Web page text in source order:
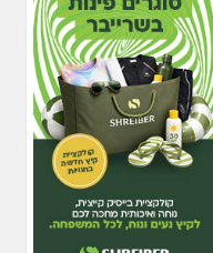
למשפחת הרביוסי ומיכל
לויטין– רמלה, לבוא הבן
הת'מנחם מענדלעב"ג
צופיהלמשפחת הרב
אליהו ורוחמה דהן
ירושלים.